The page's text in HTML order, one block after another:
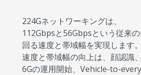
224Gネットワーキングは、
112Gbpsと56Gbpsという従来
回る速度と帯域幅を実現します。
速度と帯域幅の向上は、顔認識
6Gの運用開始、Vehicle-to-